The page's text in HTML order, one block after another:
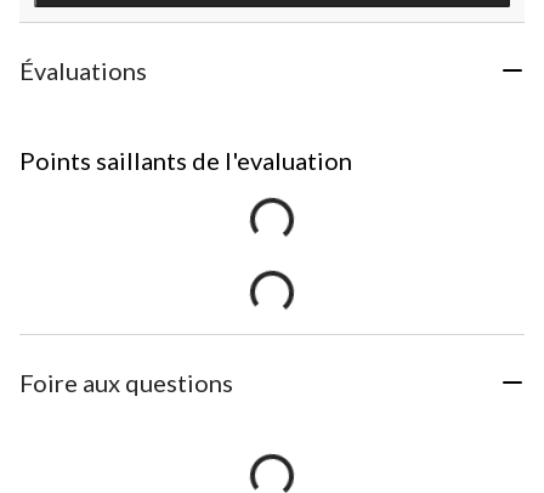
Évaluations
Points saillants de l'evaluation
Foire aux questions